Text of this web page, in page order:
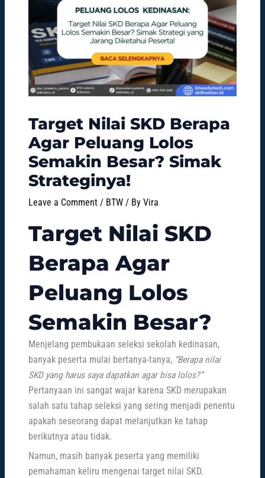
Target Nilai SKD Berapa
Agar Peluang Lolos
Semakin Besar? Simak
Strateginya!
Leave a Comment / BTW / ByVira
Target Nilai SKD
Berapa Agar
Peluang Lolos
Semakin Besar?
Menjelang pembukaan seleksi sekolah kedinasan,
banyak peserta mulai bertanya-tanya, “Berapa nilai
SKD yang harus saya dapatkan agar bisa lolos?”
Pertanyaan ini sangat wajar karena SKD merupakan
salah satu tahap seleksi yang sering menjadi penentu
apakah seseorang dapat melanjutkan ke tahap
berikutnya atau tidak.
Namun, masih banyak peserta yang memiliki
pemahaman keliru mengenai target nilai SKD.